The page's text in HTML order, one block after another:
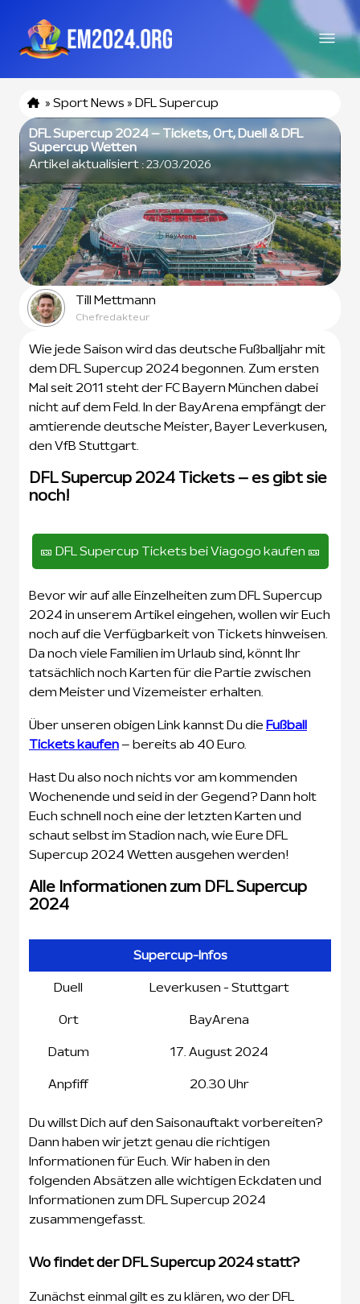
» Sport News » DFL Supercup
DFL Supercup 2024 – Tickets, Ort, Duell & DFL
Supercup Wetten
Artikel aktualisiert : 23/03/2026
Till Mettmann
Chefredakteur
Wie jede Saison wird das deutsche Fußballjahr mit
dem DFL Supercup 2024 begonnen. Zum ersten
Mal seit 2011 steht der FC Bayern München dabei
nicht auf dem Feld. In der BayArena empfängt der
amtierende deutsche Meister, Bayer Leverkusen,
den VfB Stuttgart.
DFL Supercup 2024 Tickets – es gibt sie
noch!
🎫 DFL Supercup Tickets bei Viagogo kaufen 🎫
Bevor wir auf alle Einzelheiten zum DFL Supercup
2024 in unserem Artikel eingehen, wollen wir Euch
noch auf die Verfügbarkeit von Tickets hinweisen.
Da noch viele Familien im Urlaub sind, könnt Ihr
tatsächlich noch Karten für die Partie zwischen
dem Meister und Vizemeister erhalten.
Über unseren obigen Link kannst Du die Fußball
Tickets kaufen– bereits ab 40 Euro.
Hast Du also noch nichts vor am kommenden
Wochenende und seid in der Gegend? Dann holt
Euch schnell noch eine der letzten Karten und
schaut selbst im Stadion nach, wie Eure DFL
Supercup 2024 Wetten ausgehen werden!
Alle Informationen zum DFL Supercup
2024
Supercup-Infos
Duell Leverkusen - Stuttgart
Ort BayArena
Datum 17. August 2024
Anpfiff 20.30 Uhr
Du willst Dich auf den Saisonauftakt vorbereiten?
Dann haben wir jetzt genau die richtigen
Informationen für Euch. Wir haben in den
folgenden Absätzen alle wichtigen Eckdaten und
Informationen zum DFL Supercup 2024
zusammengefasst.
Wo findet der DFL Supercup 2024 statt?
Zunächst einmal gilt es zu klären, wo der DFL